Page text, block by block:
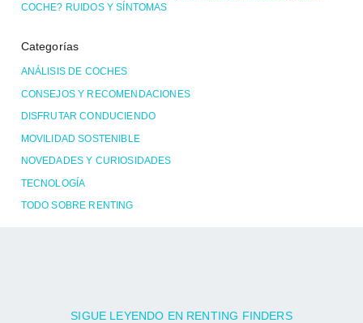
COCHE? RUIDOS Y SÍNTOMAS
Categorías
ANÁLISIS DE COCHES
CONSEJOS Y RECOMENDACIONES
DISFRUTAR CONDUCIENDO
MOVILIDAD SOSTENIBLE
NOVEDADES Y CURIOSIDADES
TECNOLOGÍA
TODO SOBRE RENTING
SIGUE LEYENDO EN RENTING FINDERS